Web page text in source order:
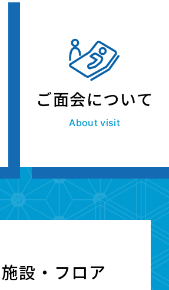
ご面会について
About visit
施設・フロア